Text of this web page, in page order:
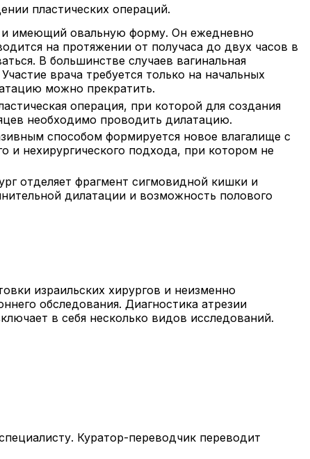
пластических операций.
имеющий овальную форму. Он ежедневно
на протяжении от получаса до двух часов в
В большинстве случаев вагинальная
врача требуется только на начальных
можно прекратить.
операция, при которой для создания
необходимо проводить дилатацию.
способом формируется новое влагалище с
и нехирургического подхода, при котором не
отделяет фрагмент сигмовидной кишки и
дилатации и возможность полового
израильских хирургов и неизменно
обследования. Диагностика атрезии
в себя несколько видов исследований.
Куратор-переводчик переводит